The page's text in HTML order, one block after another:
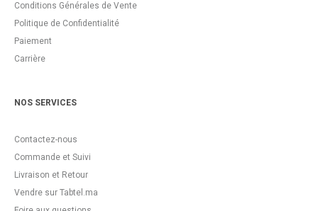
Conditions Générales de Vente
Politique de Confidentialité
Paiement
Carrière
NOS SERVICES
Contactez-nous
Commande et Suivi
Livraison et Retour
Vendre sur Tabtel.ma